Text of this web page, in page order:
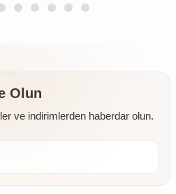
Çinko
Olun
ve indirimlerden haberdar olun.